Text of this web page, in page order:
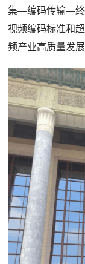
集—编码传输—终
视频编码标准和
频产业高质量发